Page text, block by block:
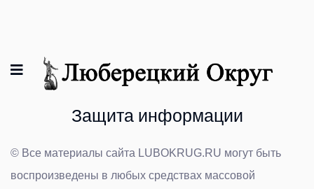
Защита информации
© Все материалы сайта LUBOKRUG.RU могут быть
воспроизведены в любых средствах массовой